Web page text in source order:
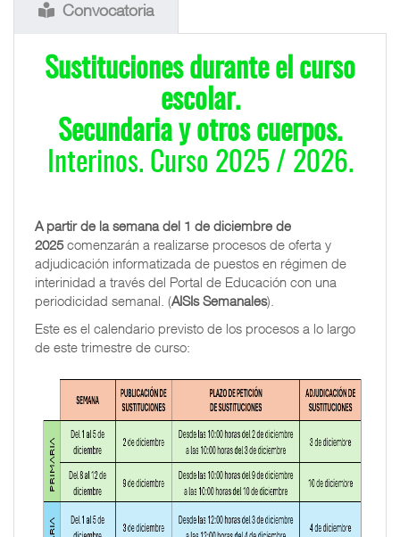
Convocatoria
Sustituciones durante el curso
escolar.
Secundaria y otros cuerpos.
Interinos. Curso 2025 / 2026.
A partir de la semana del 1 de diciembre de
2025comenzarán a realizarse procesos de oferta y
adjudicación informatizada de puestos en régimen de
interinidad a través del Portal de Educación con una
periodicidad semanal. (AISIs Semanales).
Este es el calendario previsto de los procesos a lo largo
de este trimestre de curso: